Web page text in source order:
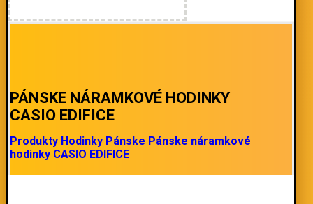
PÁNSKE NÁRAMKOVÉ HODINKY
CASIO EDIFICE
Produkty Hodinky Pánske Pánske náramkové
hodinky CASIO EDIFICE